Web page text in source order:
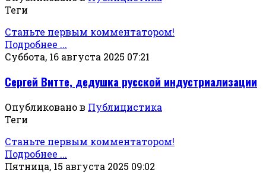
Теги
Станьте первым комментатором!
Подробнее ...
Суббота, 16 августа 2025 07:21
Сергей Витте, дедушка русской индустриализации
Опубликовано в Публицистика
Теги
Станьте первым комментатором!
Подробнее ...
Пятница, 15 августа 2025 09:02